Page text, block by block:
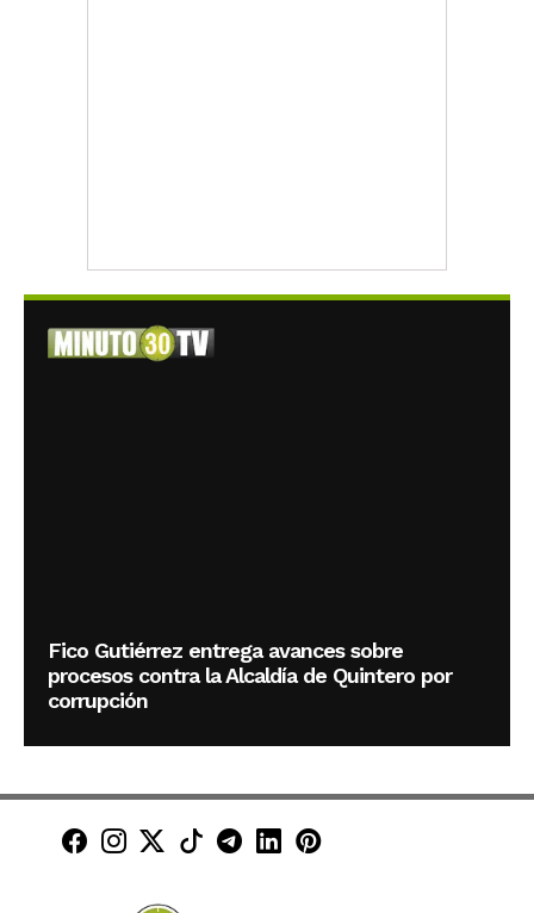
Fico Gutiérrez entrega avances sobre
procesos contra la Alcaldía de Quintero por
corrupción
Minuto30 en Facebook
Minuto30 en Instagram
Minuto30 en X (Twitter)
Minuto30 en TikTok
Canal de Minuto30 en
Minuto30 en LinkedIn
Minuto30 en